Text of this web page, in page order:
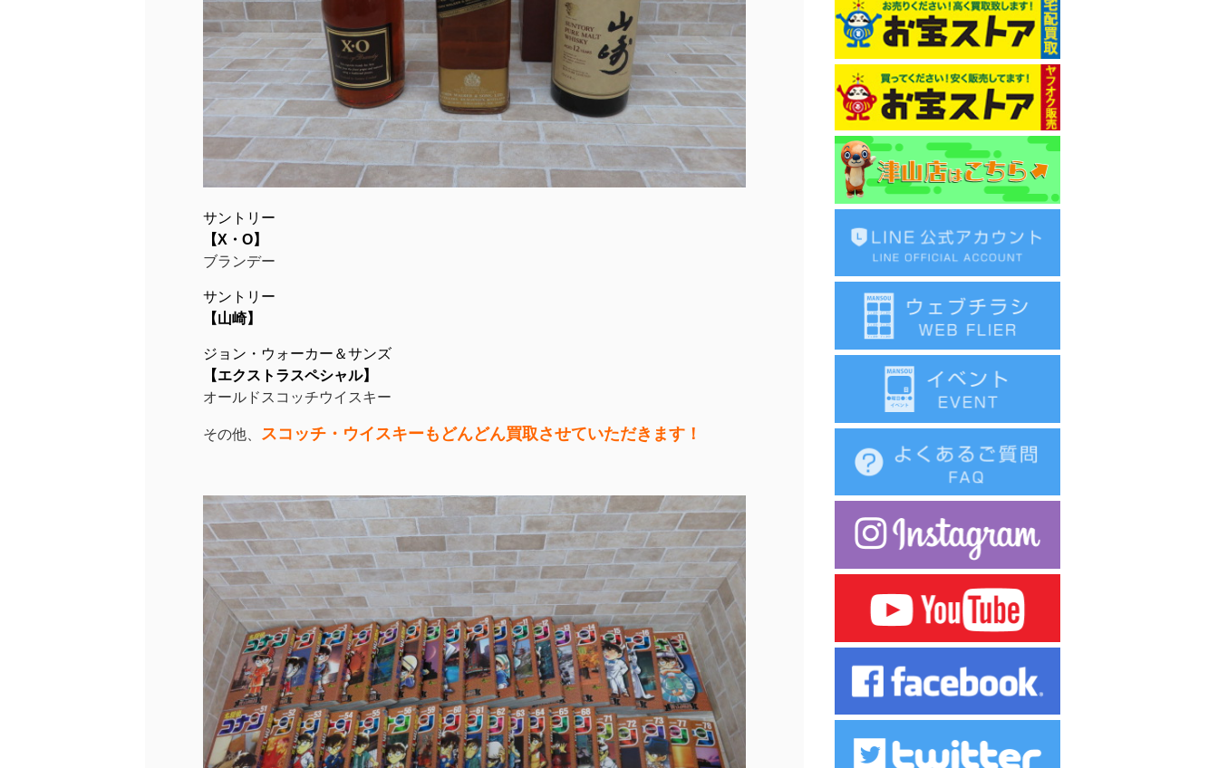
サントリー
【X・O】
ブランデー
サントリー
【山崎】
ジョン・ウォーカー＆サンズ
【エクストラスペシャル】
オールドスコッチウイスキー
その他、 スコッチ・ウイスキーもどんどん買取させていただきます！